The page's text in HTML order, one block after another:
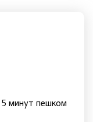
5 минут пешком